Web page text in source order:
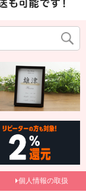
個人情報の取扱